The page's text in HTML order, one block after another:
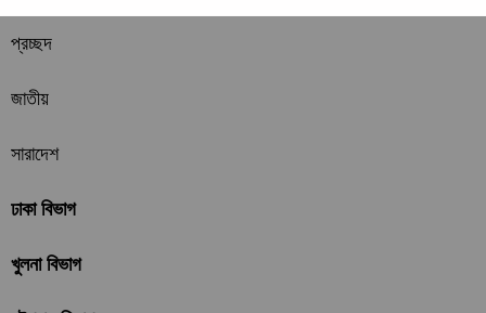
প্রচ্ছদ
জাতীয়
সারাদেশ
ঢাকা বিভাগ
খুলনা বিভাগ